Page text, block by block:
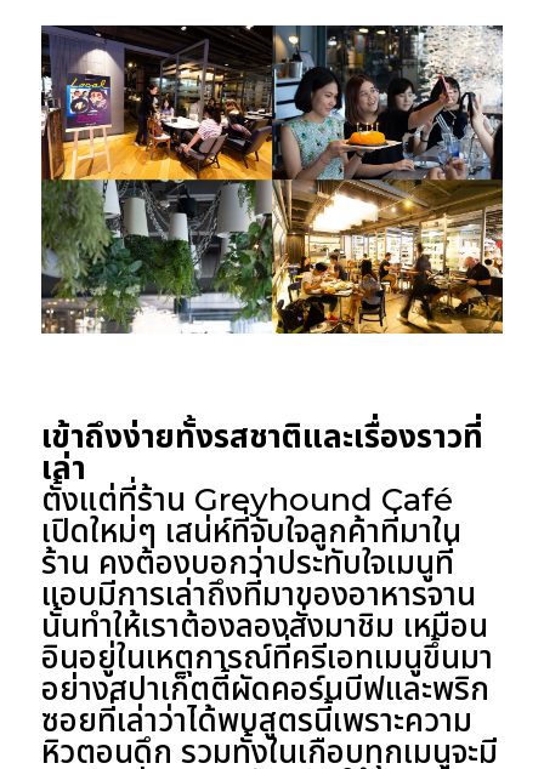
เข้าถึงง่ายทั้งรสชาติและเรื่องราวที่
เล่า
ตั้งแต่ที่ร้าน Greyhound Café
เปิดใหม่ๆ เสน่ห์ที่จับใจลูกค้าที่มาใน
ร้าน คงต้องบอกว่าประทับใจเมนูที่
แอบมีการเล่าถึงที่มาของอาหารจาน
นั้นทำให้เราต้องลองสั่งมาชิม เหมือน
อินอยู่ในเหตุการณ์ที่ครีเอทเมนูขึ้นมา
อย่างสปาเก็ตตี้ผัดคอร์นบีฟและพริก
ซอยที่เล่าว่าได้พบสูตรนี้เพราะความ
หิวตอนดึก รวมทั้งในเกือบทุกเมนูจะมี